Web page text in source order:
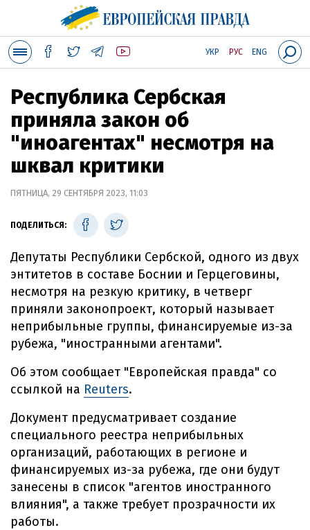
УКР РУС ENG
Республика Сербская
приняла закон об
"иноагентах" несмотря на
шквал критики
ПЯТНИЦА, 29 СЕНТЯБРЯ 2023, 11:03
ПОДЕЛИТЬСЯ:
Депутаты Республики Сербской, одного из двух
энтитетов в составе Боснии и Герцеговины,
несмотря на резкую критику, в четверг
приняли законопроект, который называет
неприбыльные группы, финансируемые из-за
рубежа, "иностранными агентами".
Об этом сообщает "Европейская правда" со
ссылкой на Reuters.
Документ предусматривает создание
специального реестра неприбыльных
организаций, работающих в регионе и
финансируемых из-за рубежа, где они будут
занесены в список "агентов иностранного
влияния", а также требует прозрачности их
работы.